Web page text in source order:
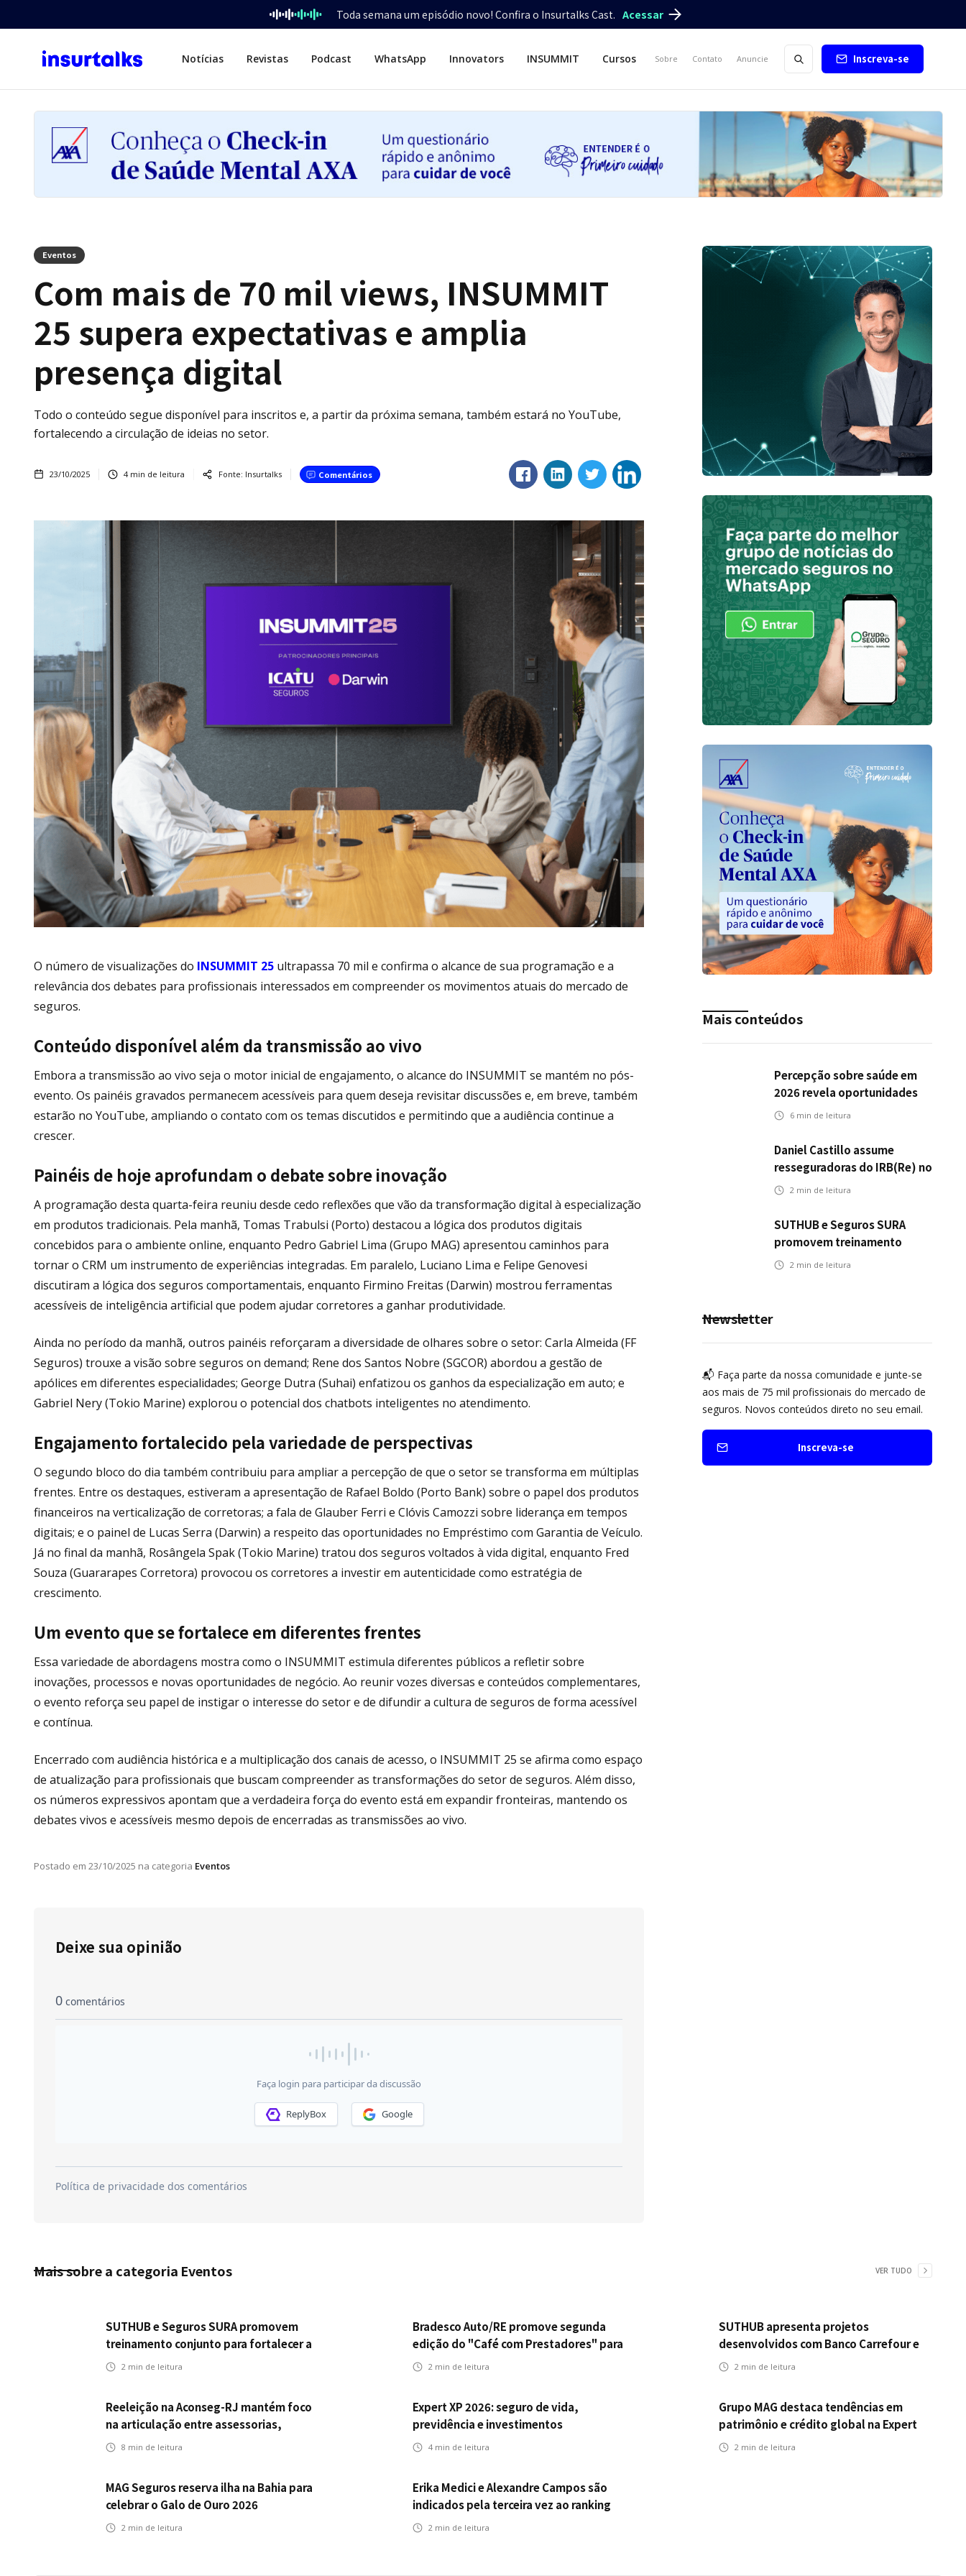
Toda semana um episódio novo! Confira o Insurtalks Cast. Acessar
Notícias Revistas Podcast WhatsApp Innovators INSUMMIT Cursos Sobre Contato Anuncie Inscreva-se
Eventos
Com mais de 70 mil views, INSUMMIT
25 supera expectativas e amplia
presença digital
Todo o conteúdo segue disponível para inscritos e, a partir da próxima semana, também estará no YouTube,
fortalecendo a circulação de ideias no setor.
23/10/2025 4min de leitura Fonte: Insurtalks Comentários
O número de visualizações do INSUMMIT 25 ultrapassa 70 mil e confirma o alcance de sua programação e a
relevância dos debates para profissionais interessados em compreender os movimentos atuais do mercado de
seguros.
Conteúdo disponível além da transmissão ao vivo
Embora a transmissão ao vivo seja o motor inicial de engajamento, o alcance do INSUMMIT se mantém no pós-
evento. Os painéis gravados permanecem acessíveis para quem deseja revisitar discussões e, em breve, também
estarão no YouTube, ampliando o contato com os temas discutidos e permitindo que a audiência continue a
crescer.
Painéis de hoje aprofundam o debate sobre inovação
A programação desta quarta-feira reuniu desde cedo reflexões que vão da transformação digital à especialização
em produtos tradicionais. Pela manhã, Tomas Trabulsi (Porto) destacou a lógica dos produtos digitais
concebidos para o ambiente online, enquanto Pedro Gabriel Lima (Grupo MAG) apresentou caminhos para
tornar o CRM um instrumento de experiências integradas. Em paralelo, Luciano Lima e Felipe Genovesi
discutiram a lógica dos seguros comportamentais, enquanto Firmino Freitas (Darwin) mostrou ferramentas
acessíveis de inteligência artificial que podem ajudar corretores a ganhar produtividade.
Ainda no período da manhã, outros painéis reforçaram a diversidade de olhares sobre o setor: Carla Almeida (FF
Seguros) trouxe a visão sobre seguros on demand; Rene dos Santos Nobre (SGCOR) abordou a gestão de
apólices em diferentes especialidades; George Dutra (Suhai) enfatizou os ganhos da especialização em auto; e
Gabriel Nery (Tokio Marine) explorou o potencial dos chatbots inteligentes no atendimento.
Engajamento fortalecido pela variedade de perspectivas
O segundo bloco do dia também contribuiu para ampliar a percepção de que o setor se transforma em múltiplas
frentes. Entre os destaques, estiveram a apresentação de Rafael Boldo (Porto Bank) sobre o papel dos produtos
financeiros na verticalização de corretoras; a fala de Glauber Ferri e Clóvis Camozzi sobre liderança em tempos
digitais; e o painel de Lucas Serra (Darwin) a respeito das oportunidades no Empréstimo com Garantia de Veículo.
Já no final da manhã, Rosângela Spak (Tokio Marine) tratou dos seguros voltados à vida digital, enquanto Fred
Souza (Guararapes Corretora) provocou os corretores a investir em autenticidade como estratégia de
crescimento.
Um evento que se fortalece em diferentes frentes
Essa variedade de abordagens mostra como o INSUMMIT estimula diferentes públicos a refletir sobre
inovações, processos e novas oportunidades de negócio. Ao reunir vozes diversas e conteúdos complementares,
o evento reforça seu papel de instigar o interesse do setor e de difundir a cultura de seguros de forma acessível
e contínua.
Encerrado com audiência histórica e a multiplicação dos canais de acesso, o INSUMMIT 25 se afirma como espaço
de atualização para profissionais que buscam compreender as transformações do setor de seguros. Além disso,
os números expressivos apontam que a verdadeira força do evento está em expandir fronteiras, mantendo os
debates vivos e acessíveis mesmo depois de encerradas as transmissões ao vivo.
Postado em 23/10/2025 na categoria Eventos
Deixe sua opinião
Mais conteúdos
Percepção sobre saúde em
2026 revela oportunidades
para o mercado de seguros
prevenção
6 min de leitura
Daniel Castillo assume
resseguradoras do IRB(Re) no
exterior
2 min de leitura
SUTHUB e Seguros SURA
promovem treinamento
conjunto para fortalecer a
2 min de leitura
Newsletter
📬 Faça parte da nossa comunidade e junte-se
aos mais de 75 mil profissionais do mercado de
seguros. Novos conteúdos direto no seu email.
Inscreva-se
Mais sobre a categoria Eventos VER TUDO
SUTHUB e Seguros SURA promovem
treinamento conjunto para fortalecer a
operação comercial do Seguro
2 min de leitura
Bradesco Auto/RE promove segunda
edição do "Café com Prestadores" para
fortalecer parceria e aprimorar
2 min de leitura
SUTHUB apresenta projetos
desenvolvidos com Banco Carrefour e
A.PET no Congresso Latino-Americano
2 min de leitura
Reeleição na Aconseg-RJ mantém foco
na articulação entre assessorias,
corretores e seguradoras
8 min de leitura
Expert XP 2026: seguro de vida,
previdência e investimentos
estabelecem uma nova agenda para a
4min de leitura
Grupo MAG destaca tendências em
patrimônio e crédito global na Expert
XP 2026
2 min de leitura
MAG Seguros reserva ilha na Bahia para
celebrar o Galo de Ouro 2026
2 min de leitura
Erika Medici e Alexandre Campos são
indicados pela terceira vez ao ranking
de CEOs e RHs Mais Admirados
2 min de leitura